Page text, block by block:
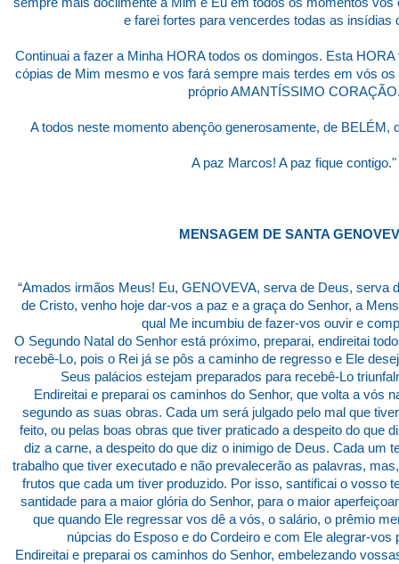
e farei fortes para vencerdes todas as insídias
Continuai a fazer a Minha HORA todos os domingos. Esta
cópias de Mim mesmo e vos fará sempre mais terdes em vós
próprio AMANTÍSSIMO
A todos neste momento abençôo generosamente, de BELÉM,
A paz Marcos! A paz fique contigo."
MENSAGEM DE SANTA
“Amados irmãos Meus! Eu, GENOVEVA, serva de Deus, serva
de Cristo, venho hoje dar-vos a paz e a graça do Senhor, a
qual Me incumbiu de fazer-vos ouvir e
O Segundo Natal do Senhor está próximo, preparai, endireitai
recebê-Lo, pois o Rei já se pôs a caminho de regresso e Ele
Seus palácios estejam preparados para recebê-Lo
Endireitai e preparai os caminhos do Senhor, que volta a vós
segundo as suas obras. Cada um será julgado pelo mal que
feito, ou pelas boas obras que tiver praticado a despeito do que
diz a carne, a despeito do que diz o inimigo de Deus. Cada um
trabalho que tiver executado e não prevalecerão as palavras,
frutos que cada um tiver produzido. Por isso, santificai o vosso
santidade para a maior glória do Senhor, para o maior
que quando Ele regressar vos dê a vós, o salário, o prêmio
núpcias do Esposo e do Cordeiro e com Ele alegrar-vos
Endireitai e preparai os caminhos do Senhor, embelezando